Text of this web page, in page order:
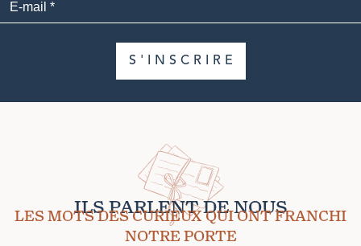
S'INSCRIRE
ILS PARLENT DE NOUS
LES MOTS DES CURIEUX QUI ONT FRANCHI
NOTRE PORTE